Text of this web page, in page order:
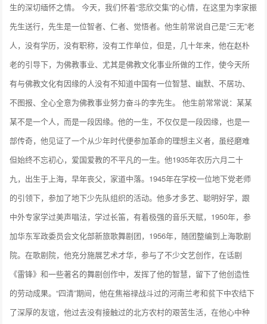
生的深切缅怀之情。 今天，我们怀着“悲欣交集”的心情，在这里为李家振
先生送行，先生是一位智者、仁者、觉悟者。他生前常说自己是“三无”老
人，没有学历，没有职称，没有工作单位，但是，几十年来，他在赵朴
老的引导下，为佛教事业、尤其是佛教文化事业所做的工作，使今天所
有与佛教文化有因缘的人没有不知道中国有一位智慧、幽默、不居功、
不图报、全心全意为佛教事业努力奋斗的李先生。 他生前常常说：某某
某不是一个人，而是一段因缘。他的一生，不仅仅是一段因缘，也是一
部传奇，他见证了一个从少年时代便参加革命的理想主义者，虽经磨难
但始终不忘初心，爱国爱教的不平凡的一生。他1935年农历六月二十
九，出生于上海，早年丧父，家道中落。1945年在学校一位地下党老师
的引领下，参加了地下少先队组织的活动。他多才多艺、聪明好学，跟
中外专家学过美声唱法，学过长笛，有着极强的音乐天赋，1950年，参
加华东军政委员会文化部新旅歌舞剧团，1956年，随团整编到上海歌剧
院。在歌剧院，他充分施展艺术才华，参与了不少文艺创作，在话剧
《雷锋》和一些著名的舞剧创作中，发挥了他的智慧，留下了他创造性
的劳动成果。“四清”期间，他在焦裕禄战斗过的河南兰考和贫下中农结下
了深厚的友谊，他过去没有接触过的北方农村的艰苦生活，在他心中种